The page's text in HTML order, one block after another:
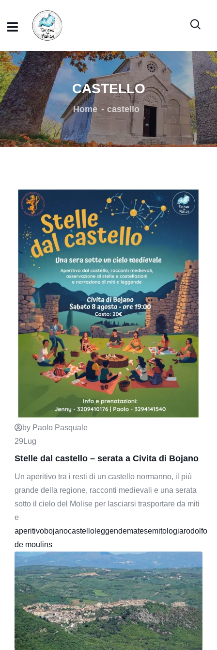
CASTELLO
Home castello
by Paolo Pasquale
29 Lug
Stelle dal castello – serata a Civita di Bojano
Un aperitivo tra i resti di un castello normanno, il più
grande della regione, racconti medievali e una serata
sotto il cielo del Molise per lasciarsi trasportare da miti
e
aperitivobojanocastello leggendematesemitologiarodolfo
de moulins